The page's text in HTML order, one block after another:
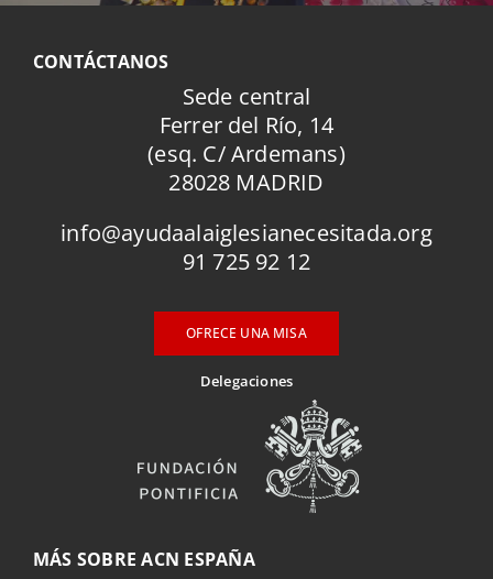
CONTÁCTANOS
Sede central
Ferrer del Río, 14
(esq. C/ Ardemans)
28028 MADRID
info@ayudaalaiglesianecesitada.org
91 725 92 12
OFRECE UNA MISA
Delegaciones
MÁS SOBRE ACN ESPAÑA